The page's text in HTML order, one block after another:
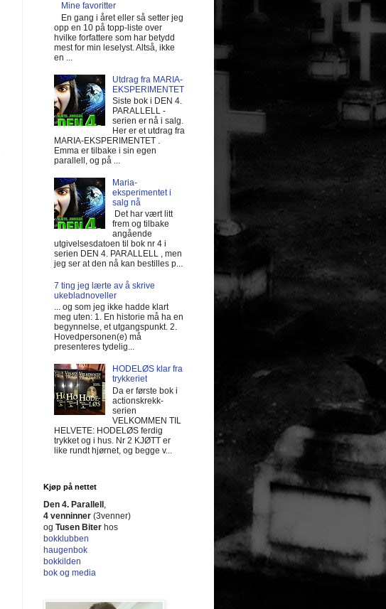
Mine favoritter
En gang i året eller så setter jeg
opp en 10 på topp-liste over
hvilke forfattere som har betydd
mest for min leselyst. Altså, ikke
en ...
Utdrag fra MARIA-
EKSPERIMENTET
Siste bok i DEN 4.
PARALLELL -
serien er nå i salg.
Her er et utdrag fra
MARIA-EKSPERIMENTET .
Emma er tilbake i sin egen
parallell, og på ...
Maria-
eksperimentet i
salg nå
Det har vært litt
frem og tilbake
angående
utgivelsesdatoen til bok nr 4 i
serien DEN 4. PARALLELL , men
jeg ser at den nå kan bestilles p...
7 ting jeg lærte av å skrive
ukebladnoveller
... og som jeg ikke hadde klart
meg uten: 1. En historie må ha en
begynnelse, et utgangspunkt. 2.
Hovedpersonen(e) må
presenteres tydelig...
HODELØS klar fra
trykkeriet
Da er første bok i
actionskrekk-
serien
VELKOMMEN TIL
HELVETE: HODELØS ferdig
trykket og i hus. Nr 2 KJØTT er
like rundt hjørnet, og begge v...
Kjøp på nettet
Den 4. Parallell,
4 venninner (3venner)
og Tusen Biter hos
bokklubben
haugenbok
bokkilden
bok og media